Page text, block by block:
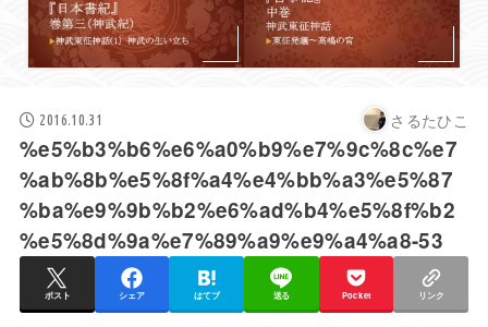
2016.10.31 さるたひこ
%e5%b3%b6%e6%a0%b9%e7%9c%8c%e7
%ab%8b%e5%8f%a4%e4%bb%a3%e5%87
%ba%e9%9b%b2%e6%ad%b4%e5%8f%b2
%e5%8d%9a%e7%89%a9%e9%a4%a8-53
ポスト シェア はてブ 送る Pocket リンク